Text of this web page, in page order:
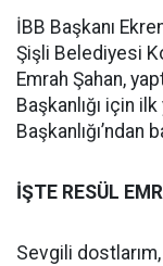
İBB Başkanı
Şişli Belediyesi
Emrah Şahan,
Başkanlığı için
Başkanlığı’ndan
İŞTE RESÜL
Sevgili